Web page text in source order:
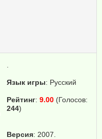
Язык игры: Русский
Рейтинг: 9.00 (Голосов:
244)
Версия: 2007.